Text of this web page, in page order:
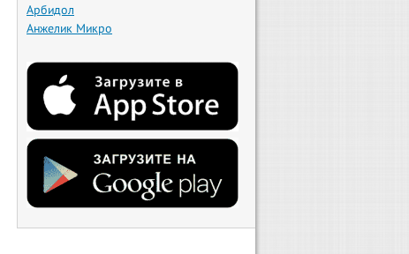
Арбидол
Анжелик Микро